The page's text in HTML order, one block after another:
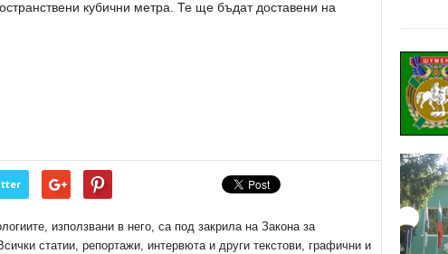
кубични метра. Те ще бъдат доставени на
използвани в него, са под закрила на Закона за
статии, репортажи, интервюта и други текстови, графични и